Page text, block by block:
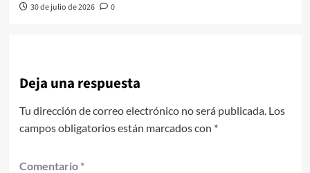
30 de julio de 2026 0
Deja una respuesta
Tu dirección de correo electrónico no será publicada. Los
campos obligatorios están marcados con *
Comentario *